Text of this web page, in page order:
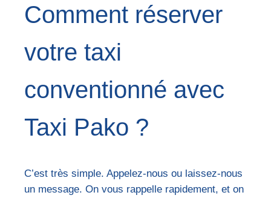
Comment réserver
votre taxi
conventionné avec
Taxi Pako ?
C’est très simple. Appelez-nous ou laissez-nous
un message. On vous rappelle rapidement, et on